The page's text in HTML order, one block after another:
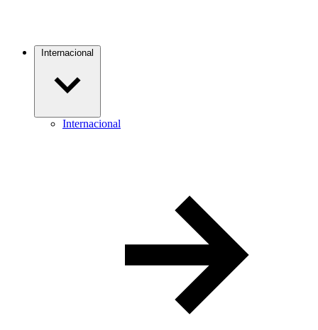
Internacional
Internacional